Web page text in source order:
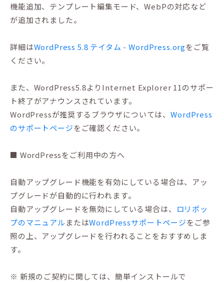
機能追加、テンプレート編集モード、WebPの対応など
が追加されました。
詳細はWordPress 5.8 テイタム - WordPress.orgをご覧
ください。
また、WordPress5.8よりInternet Explorer 11のサポー
ト終了がアナウンスされています。
WordPressが推奨するブラウザについては、WordPress
のサポートページをご確認ください。
■ WordPressをご利用中の方へ
自動アップグレード機能を有効にしている場合は、アッ
プグレードが自動的に行われます。
自動アップグレードを無効にしている場合は、
ロリポッ
プのマニュアル またはWordPressサポートページをご参
照の上、アップグレードを行われることをおすすめしま
す。
※ 新規のご契約に関しては、簡単インストールで